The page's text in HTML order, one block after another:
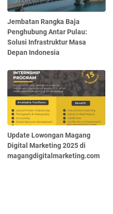
Jembatan Rangka Baja
Penghubung Antar Pulau:
Solusi Infrastruktur Masa
Depan Indonesia
Update Lowongan Magang
Digital Marketing 2025 di
magangdigitalmarketing.com